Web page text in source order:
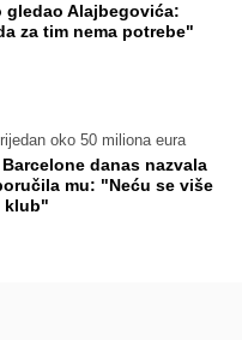
gledao Alajbegovića:
za tim nema potrebe"
oko 50 miliona eura
danas nazvala
mu: "Neću se više
klub"